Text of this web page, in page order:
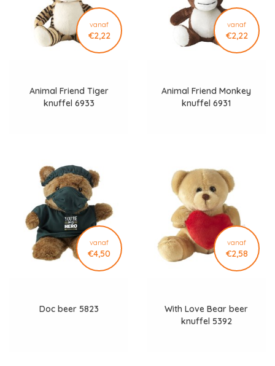
vanaf
€2,22
Animal Friend Tiger
knuffel 6933
vanaf
€2,22
Animal Friend Monkey
knuffel 6931
vanaf
€4,50
Doc beer 5823
vanaf
€2,58
With Love Bear beer
knuffel 5392